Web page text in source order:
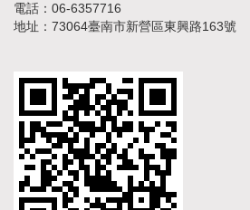
電話：06-6357716
地址：73064臺南市新營區東興路163號